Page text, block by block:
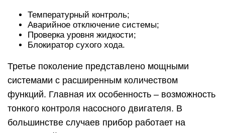
Температурный контроль;
Аварийное отключение системы;
Проверка уровня жидкости;
Блокиратор сухого хода.
Третье поколение представлено мощными
системами с расширенным количеством
функций. Главная их особенность – возможность
тонкого контроля насосного двигателя. В
большинстве случаев прибор работает на